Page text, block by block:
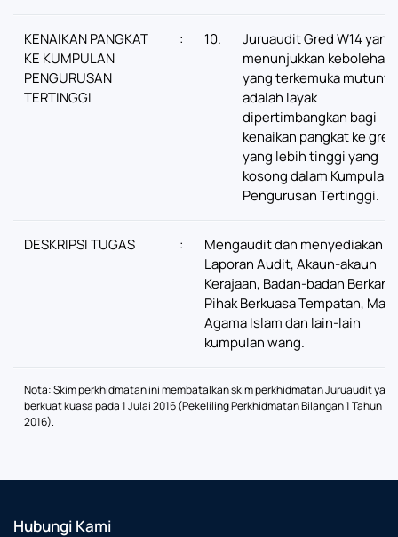
KENAIKAN PANGKAT
KE KUMPULAN
PENGURUSAN
TERTINGGI
: 10.
Juruaudit Gred W14 yang
menunjukkan kebolehan
yang terkemuka mutunya
adalah layak
dipertimbangkan bagi
kenaikan pangkat ke gred
yang lebih tinggi yang
kosong dalam Kumpulan
Pengurusan Tertinggi.
DESKRIPSI TUGAS :
Mengaudit dan menyediakan
Laporan Audit, Akaun-akaun
Kerajaan, Badan-badan
Pihak Berkuasa Tempatan,
Agama Islam dan lain-lain
kumpulan wang.
Nota: Skim perkhidmatan ini membatalkan skim perkhidmatan Juruaudit yang
berkuat kuasa pada 1 Julai 2016 (Pekeliling Perkhidmatan Bilangan 1 Tahun
2016).
Hubungi Kami